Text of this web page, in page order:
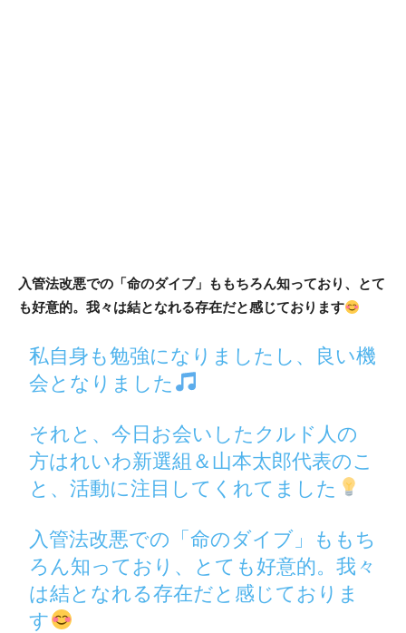
入管法改悪での「命のダイブ」ももちろん知っており、とて
も好意的。我々は結となれる存在だと感じております
私自身も勉強になりましたし、良い機
会となりました
それと、今日お会いしたクルド人の
方はれいわ新選組＆山本太郎代表のこ
と、活動に注目してくれてました
入管法改悪での「命のダイブ」ももち
ろん知っており、とても好意的。我々
は結となれる存在だと感じておりま
す